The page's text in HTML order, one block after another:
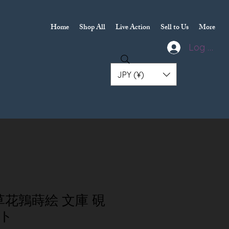
Home Shop All Live Action Sell to Us More
Log In
JPY (¥)
花鶉蒔絵 文庫 硯